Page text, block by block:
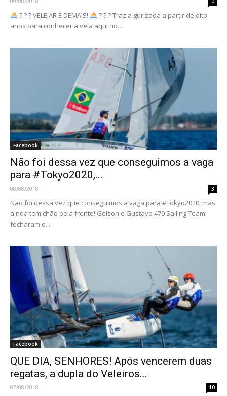
? ? ? VELEJAR É DEMAIS!
? ? ? Traz a gurizada a partir de oito
anos para conhecer a vela aqui no...
Facebook
Não foi dessa vez que conseguimos a vaga
para #Tokyo2020,...
08/08/2018 3
Não foi dessa vez que conseguimos a vaga para #Tokyo2020, mas
ainda tem chão pela frente! Geison e Gustavo 470 Sailing Team
fecharam o...
Facebook
QUE DIA, SENHORES! Após vencerem duas
regatas, a dupla do Veleiros...
07/08/2018 10